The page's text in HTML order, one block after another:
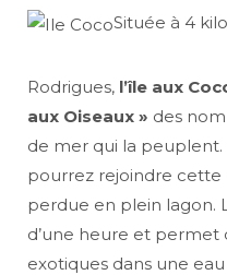
Située à 4
Rodrigues, l’île aux
aux Oiseaux » des
de mer qui la peuplent.
pourrez rejoindre
perdue en plein lagon.
d’une heure et permet
exotiques dans une